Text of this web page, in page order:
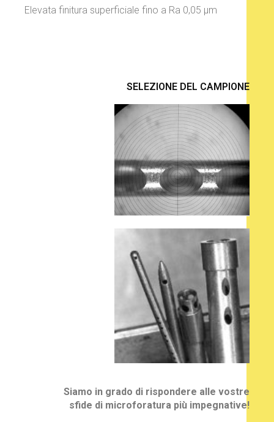
Elevata finitura superficiale fino a Ra 0,05 µm
SELEZIONE DEL CAMPIONE
Siamo in grado di rispondere alle vostre
sfide di microforatura più impegnative!